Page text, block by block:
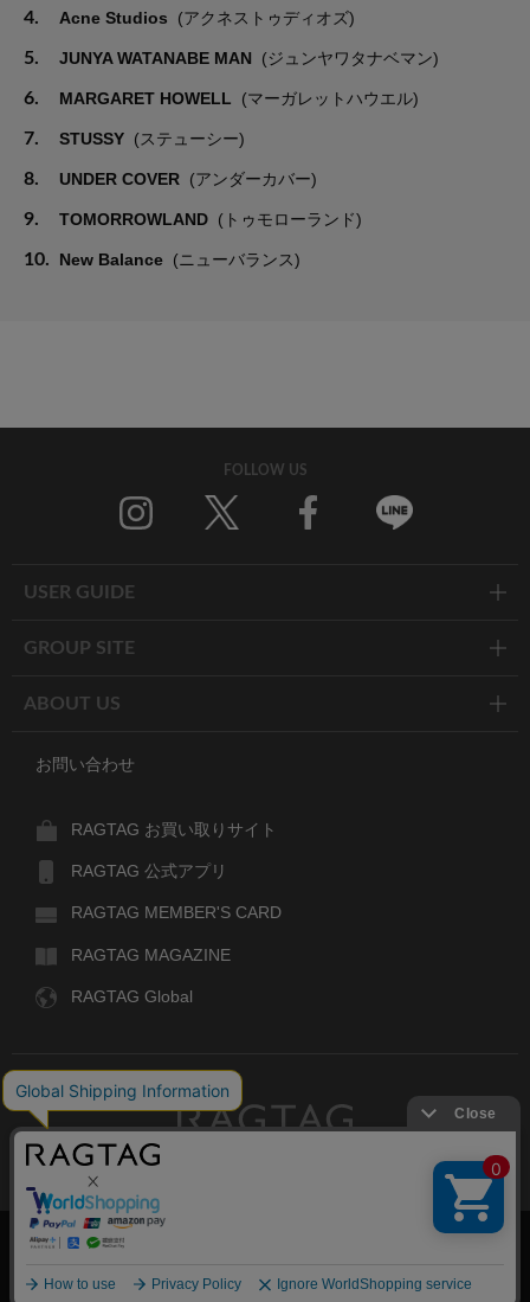
4. Acne Studios (アクネストゥディオズ)
5. JUNYA WATANABE MAN (ジュンヤワタナベマン)
6. MARGARET HOWELL (マーガレットハウエル)
7. STUSSY (ステューシー)
8. UNDER COVER (アンダーカバー)
9. TOMORROWLAND (トゥモローランド)
10. New Balance (ニューバランス)
FOLLOW US
USER GUIDE
GROUP SITE
ABOUT US
お問い合わせ
RAGTAG お買い取りサイト
RAGTAG 公式アプリ
RAGTAG MEMBER'S CARD
RAGTAG MAGAZINE
RAGTAG Global
デザイナーズブランドのユーズド・セレクトショップ
COPYRIGHT© TIN PAN ALLEY CO., LTD. ALL RIGHTS RESERVED.